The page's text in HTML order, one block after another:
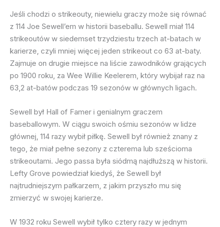
Jeśli chodzi o strikeouty, niewielu graczy może się równać
z 114 Joe Sewell’em w historii baseballu. Sewell miał 114
strikeoutów w siedemset trzydziestu trzech at-batach w
karierze, czyli mniej więcej jeden strikeout co 63 at-baty.
Zajmuje on drugie miejsce na liście zawodników grających
po 1900 roku, za Wee Willie Keelerem, który wybijał raz na
63,2 at-batów podczas 19 sezonów w głównych ligach.
Sewell był Hall of Famer i genialnym graczem
baseballowym. W ciągu swoich ośmiu sezonów w lidze
głównej, 114 razy wybił piłkę. Sewell był również znany z
tego, że miał pełne sezony z czterema lub sześcioma
strikeoutami. Jego passa była siódmą najdłuższą w historii.
Lefty Grove powiedział kiedyś, że Sewell był
najtrudniejszym pałkarzem, z jakim przyszło mu się
zmierzyć w swojej karierze.
W 1932 roku Sewell wybił tylko cztery razy w jednym